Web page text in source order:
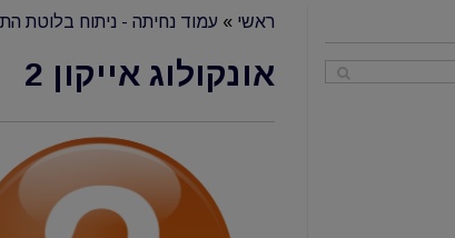
ראשי » עמוד נחיתה - ניתוח בלוטת
אונקולוג אייקון 2